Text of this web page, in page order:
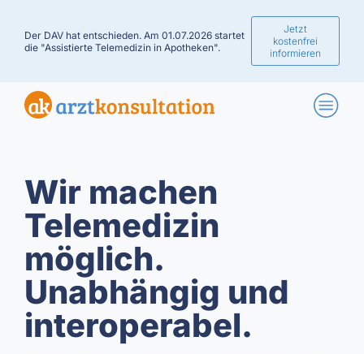
Der DAV hat entschieden. Am 01.07.2026 startet
die "Assistierte Telemedizin in Apotheken".
Jetzt
kostenfrei
informieren
Wir machen
Telemedizin
möglich.
Unabhängig und
interoperabel.